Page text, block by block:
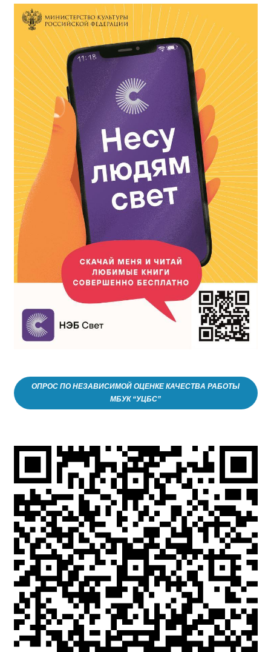
ОПРОС ПО НЕЗАВИСИМОЙ ОЦЕНКЕ КАЧЕСТВА РАБОТЫ
МБУК “УЦБС”